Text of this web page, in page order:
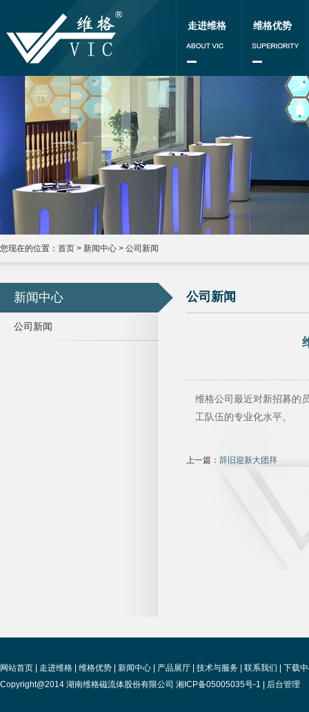
走进维格 维格优势
您现在的位置： 首页 > 新闻中心 > 公司新闻
新闻中心
公司新闻
公司新闻
维格公司最近对新招募的
工队伍的专业化水平。
上一篇： 辞旧迎新大团拜
网站首页 走进维格 维格优势 新闻中心 产品展厅 技术与服务 联系我们
下载
Copyright@2014 湖南维格磁流体股份有限公司 湘ICP备05005035号-1 | 后台管理